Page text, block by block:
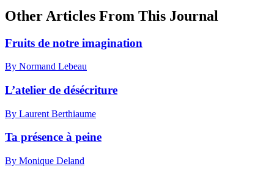
Other Articles From This Journal
Fruits de notre imagination
By Normand Lebeau
L’atelier de désécriture
By Laurent Berthiaume
Ta présence à peine
By Monique Deland